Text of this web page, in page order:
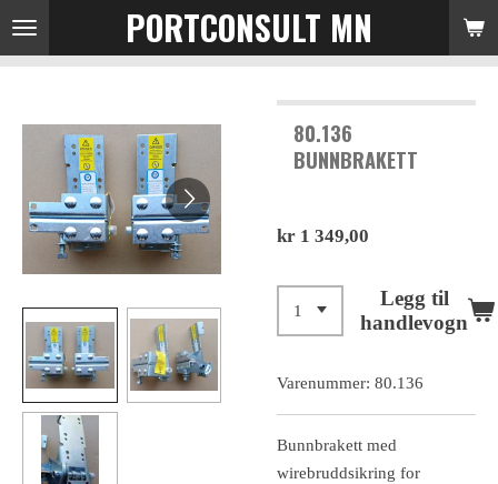
Gå
til
PORTCONSULT MN
80.136
BUNNBRAKETT
kr 1 349,00
Legg til
handlevogn
Varenummer: 80.136
Bunnbrakett med
wirebruddsikring for